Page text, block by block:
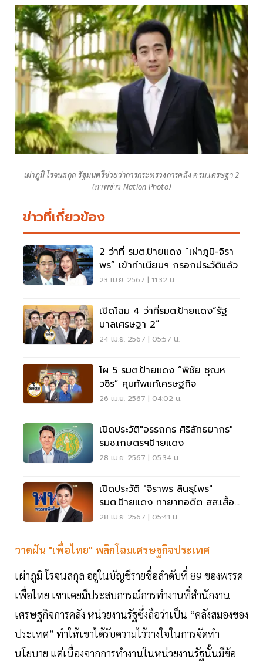
เผ่าภูมิ โรจนสกุล รัฐมนตรีช่วยว่าการกระทรวงการคลัง ครม.เศรษฐา 2
(ภาพข่าว Nation Photo)
ข่าวที่เกี่ยวข้อง
2 ว่าที่ รมต.ป้ายแดง “เผ่าภูมิ-จิรา
พร” เข้าทำเนียบฯ กรอกประวัติแล้ว
23 เม.ย. 2567 | 11:32 น.
เปิดโฉม 4 ว่าที่รมต.ป้ายแดง“รัฐ
บาลเศรษฐา 2”
24 เม.ย. 2567 | 05:57 น.
โผ 5 รมต.ป้ายแดง “พิชัย ชุณห
วชิร” คุมทัพแก้เศรษฐกิจ
26 เม.ย. 2567 | 04:02 น.
เปิดประวัติ"อรรถกร ศิริลัทธยากร"
รมช.เกษตรฯป้ายแดง
28 เม.ย. 2567 | 05:34 น.
เปิดประวัติ "จิราพร สินธุไพร"
รมต.ป้ายแดง ทายาทอดีต สส.เสื้อ
แดง
28 เม.ย. 2567 | 05:41 น.
วาดฝัน "เพื่อไทย" พลิกโฉมเศรษฐกิจประเทศ
เผ่าภูมิ โรจนสกุล อยู่ในบัญชีรายชื่อลำดับที่ 89 ของพรรค
เพื่อไทย เขาเคยมีประสบการณ์การทำงานที่สำนักงาน
เศรษฐกิจการคลัง หน่วยงานรัฐซึ่งถือว่าเป็น “คลังสมองของ
ประเทศ” ทำให้เขาได้รับความไว้วางใจในการจัดทำ
นโยบาย แต่เนื่องจากการทำงานในหน่วยงานรัฐนั้นมีข้อ